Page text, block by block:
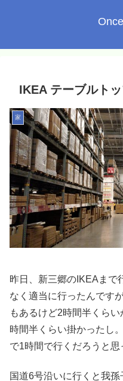
IKEA テーブルト
家
昨日、新三郷のIKEAまで
なく適当に行ったんです
もあるけど2時間半くら
時間半くらい掛かったし
で1時間で行くだろうと思
国道6号沿いに行くと我